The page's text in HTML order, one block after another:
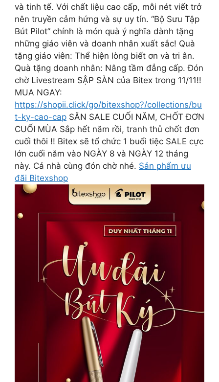
và tinh tế. Với chất liệu cao cấp, mỗi nét viết trở
nên truyền cảm hứng và sự uy tín. “Bộ Sưu Tập
Bút Pilot” chính là món quà ý nghĩa dành tặng
những giáo viên và doanh nhân xuất sắc! Quà
tặng giáo viên: Thể hiện lòng biết ơn và tri ân.
Quà tặng doanh nhân: Nâng tầm đẳng cấp. Đón
chờ Livestream SẬP SÀN của Bitex trong 11/11!!
MUA NGAY:
https://shopii.click/go/bitexshop?/collections/bu
t-ky-cao-cap SĂN SALE CUỐI NĂM, CHỐT ĐƠN
CUỐI MÙA Sắp hết năm rồi, tranh thủ chốt đơn
cuối thôi !! Bitex sẽ tổ chức 1 buổi tiệc SALE cực
lớn cuối năm vào ️NGÀY 8 và NGÀY 12 tháng
này. Cả nhà cùng đón chờ nhé. Sản phẩm ưu
đãi Bitexshop